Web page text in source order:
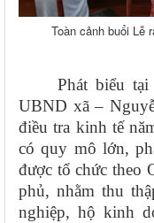
Toàn cảnh buổi Lễ
Phát biểu tại
UBND xã –
điều tra kinh tế
có quy mô lớn,
được tổ chức theo
phủ, nhằm thu
nghiệp, hộ kinh